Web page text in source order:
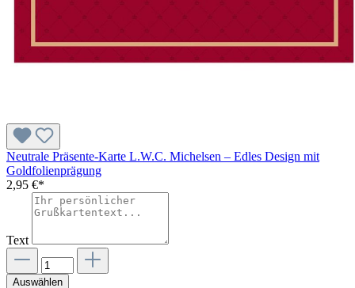
Neutrale Präsente-Karte L.W.C. Michelsen – Edles Design mit
Goldfolienprägung
2,95 €*
Text
Auswählen